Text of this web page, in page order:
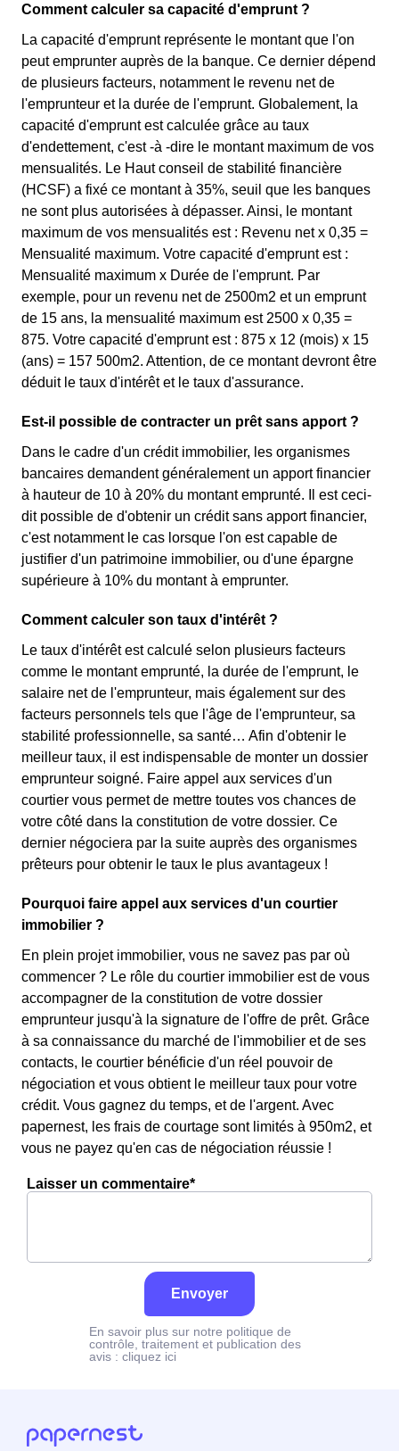
Comment calculer sa capacité d'emprunt ?
La capacité d'emprunt représente le montant que l'on
peut emprunter auprès de la banque. Ce dernier dépend
de plusieurs facteurs, notamment le revenu net de
l'emprunteur et la durée de l'emprunt. Globalement, la
capacité d'emprunt est calculée grâce au taux
d'endettement, c'est -à -dire le montant maximum de vos
mensualités. Le Haut conseil de stabilité financière
(HCSF) a fixé ce montant à 35%, seuil que les banques
ne sont plus autorisées à dépasser. Ainsi, le montant
maximum de vos mensualités est : Revenu net x 0,35 =
Mensualité maximum. Votre capacité d'emprunt est :
Mensualité maximum x Durée de l'emprunt. Par
exemple, pour un revenu net de 2500m2 et un emprunt
de 15 ans, la mensualité maximum est 2500 x 0,35 =
875. Votre capacité d'emprunt est : 875 x 12 (mois) x 15
(ans) = 157 500m2. Attention, de ce montant devront être
déduit le taux d'intérêt et le taux d'assurance.
Est-il possible de contracter un prêt sans apport ?
Dans le cadre d'un crédit immobilier, les organismes
bancaires demandent généralement un apport financier
à hauteur de 10 à 20% du montant emprunté. Il est ceci-
dit possible de d'obtenir un crédit sans apport financier,
c'est notamment le cas lorsque l'on est capable de
justifier d'un patrimoine immobilier, ou d'une épargne
supérieure à 10% du montant à emprunter.
Comment calculer son taux d'intérêt ?
Le taux d'intérêt est calculé selon plusieurs facteurs
comme le montant emprunté, la durée de l'emprunt, le
salaire net de l'emprunteur, mais également sur des
facteurs personnels tels que l'âge de l'emprunteur, sa
stabilité professionnelle, sa santé… Afin d'obtenir le
meilleur taux, il est indispensable de monter un dossier
emprunteur soigné. Faire appel aux services d'un
courtier vous permet de mettre toutes vos chances de
votre côté dans la constitution de votre dossier. Ce
dernier négociera par la suite auprès des organismes
prêteurs pour obtenir le taux le plus avantageux !
Pourquoi faire appel aux services d'un courtier
immobilier ?
En plein projet immobilier, vous ne savez pas par où
commencer ? Le rôle du courtier immobilier est de vous
accompagner de la constitution de votre dossier
emprunteur jusqu'à la signature de l'offre de prêt. Grâce
à sa connaissance du marché de l'immobilier et de ses
contacts, le courtier bénéficie d'un réel pouvoir de
négociation et vous obtient le meilleur taux pour votre
crédit. Vous gagnez du temps, et de l'argent. Avec
papernest, les frais de courtage sont limités à 950m2, et
vous ne payez qu'en cas de négociation réussie !
Laisser un commentaire*
Envoyer
En savoir plus sur notre politique de
contrôle, traitement et publication des
avis : cliquez ici